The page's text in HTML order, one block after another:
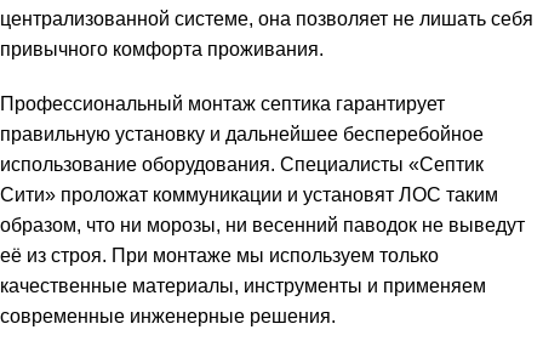
централизованной системе, она позволяет не лишать себя
привычного комфорта проживания.
Профессиональный монтаж септика гарантирует
правильную установку и дальнейшее бесперебойное
использование оборудования. Специалисты «Септик
Сити» проложат коммуникации и установят ЛОС таким
образом, что ни морозы, ни весенний паводок не выведут
её из строя. При монтаже мы используем только
качественные материалы, инструменты и применяем
современные инженерные решения.